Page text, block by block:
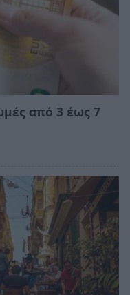
από 3 έως 7